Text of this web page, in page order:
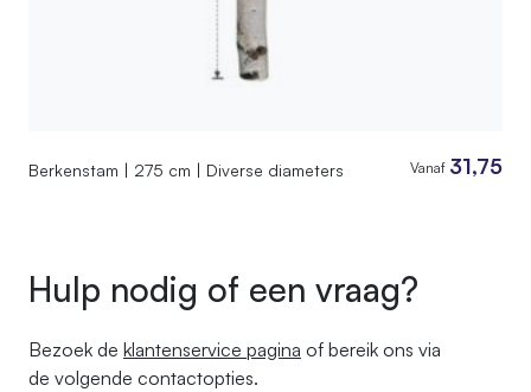
Berkenstam | 275 cm | Diverse diameters Vanaf 31,75
Hulp nodig of een vraag?
Bezoek de klantenservice pagina of bereik ons ​​via
de volgende contactopties.